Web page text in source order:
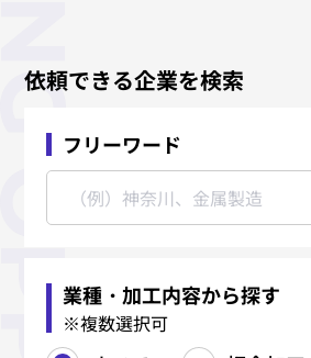
依頼できる企業を検索
フリーワード
業種・加工内容から探す
※複数選択可